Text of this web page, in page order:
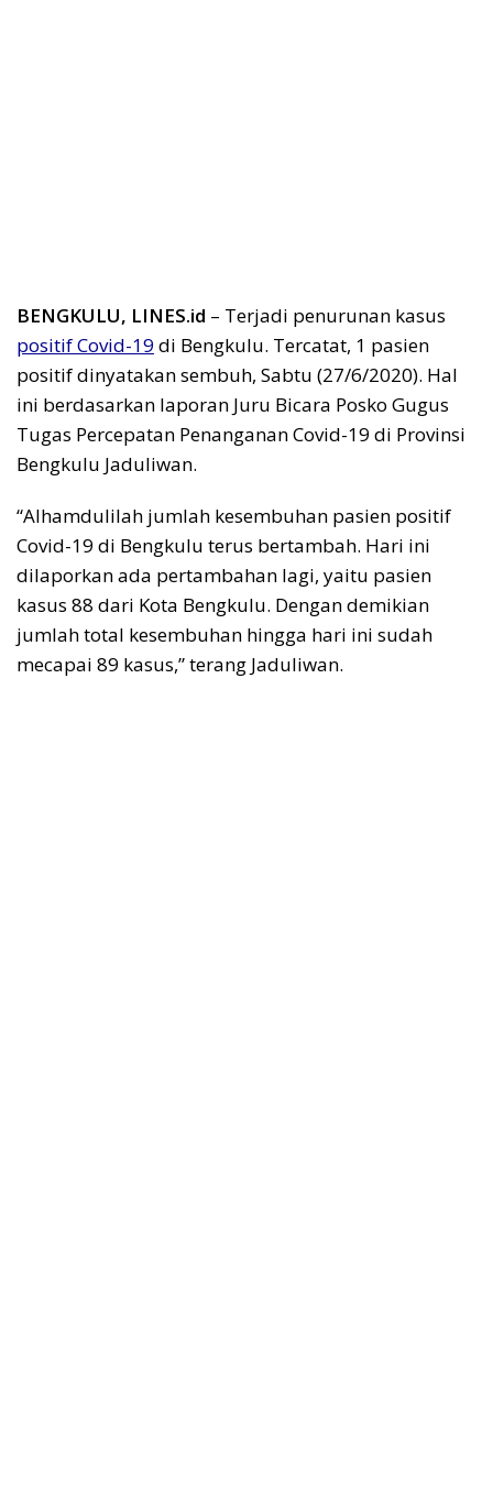
BENGKULU, LINES.id – Terjadi penurunan kasus
positif Covid-19 di Bengkulu. Tercatat, 1 pasien
positif dinyatakan sembuh, Sabtu (27/6/2020). Hal
ini berdasarkan laporan Juru Bicara Posko Gugus
Tugas Percepatan Penanganan Covid-19 di Provinsi
Bengkulu Jaduliwan.
“Alhamdulilah jumlah kesembuhan pasien positif
Covid-19 di Bengkulu terus bertambah. Hari ini
dilaporkan ada pertambahan lagi, yaitu pasien
kasus 88 dari Kota Bengkulu. Dengan demikian
jumlah total kesembuhan hingga hari ini sudah
mecapai 89 kasus,” terang Jaduliwan.